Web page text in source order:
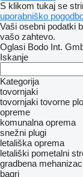
S klikom tukaj se
uporabniško
Vaši osebni podatki
vašo zahtevo.
Oglasi Bodo Int.
Iskanje
Kategorija
tovornjaki
tovornjaki tovorne
opreme
komunalna oprema
snežni plugi
letališka oprema
letališki pometalni
gradbena
bagri